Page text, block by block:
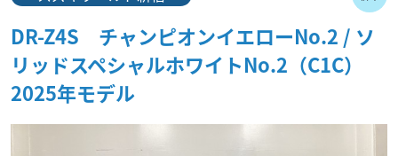
DR-Z4S チャンピオンイエローNo.2 / ソ
リッドスペシャルホワイトNo.2（C1C）
2025年モデル